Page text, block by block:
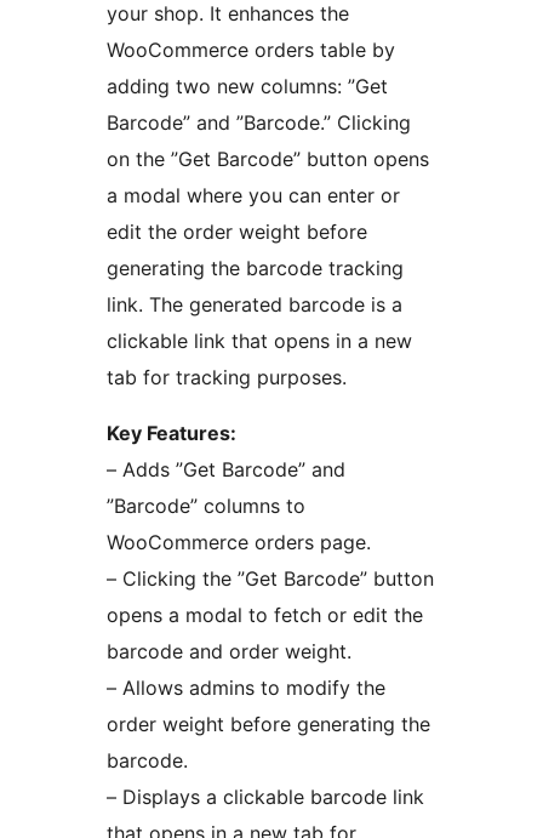
your shop. It enhances the
WooCommerce orders table by
adding two new columns: ”Get
Barcode” and ”Barcode.” Clicking
on the ”Get Barcode” button opens
a modal where you can enter or
edit the order weight before
generating the barcode tracking
link. The generated barcode is a
clickable link that opens in a new
tab for tracking purposes.
Key Features:
– Adds ”Get Barcode” and
”Barcode” columns to
WooCommerce orders page.
– Clicking the ”Get Barcode” button
opens a modal to fetch or edit the
barcode and order weight.
– Allows admins to modify the
order weight before generating the
barcode.
– Displays a clickable barcode link